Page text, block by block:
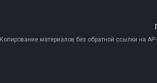
Копирование материалов без обратной ссылки на